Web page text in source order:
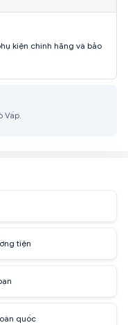
kiện chính hãng và bảo
Vấp.
tiện
quốc